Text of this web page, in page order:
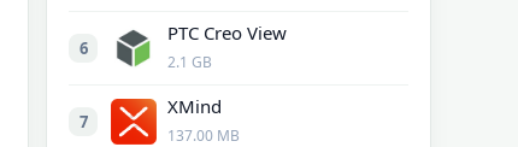
6
PTC Creo View
2.1 GB
7
XMind
137.00 MB